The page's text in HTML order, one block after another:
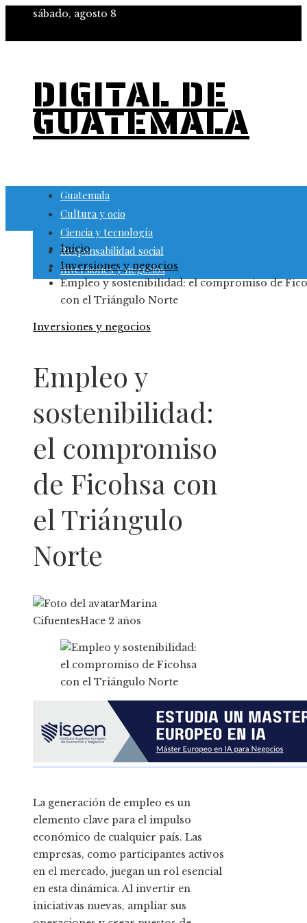
sábado, agosto 8
DIGITAL DE
GUATEMALA
Guatemala
Cultura y ocio
Ciencia y tecnología
Responsabilidad social
Inversiones y negocios
Inicio
Inversiones y negocios
Empleo y sostenibilidad: el compromiso de
con el Triángulo Norte
Inversiones y negocios
Empleo y
sostenibilidad:
el compromiso
de Ficohsa con
el Triángulo
Norte
Marina
CifuentesHace 2 años
La generación de empleo es un
elemento clave para el impulso
económico de cualquier país. Las
empresas, como participantes activos
en el mercado, juegan un rol esencial
en esta dinámica. Al invertir en
iniciativas nuevas, ampliar sus